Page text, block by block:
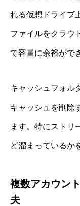
れる仮想ドライブ
ファイルをクラウ
で容量に余裕がで
キャッシュフォル
キャッシュを削除
ます。特にストリ
ど溜まっているか
複数アカウン
夫